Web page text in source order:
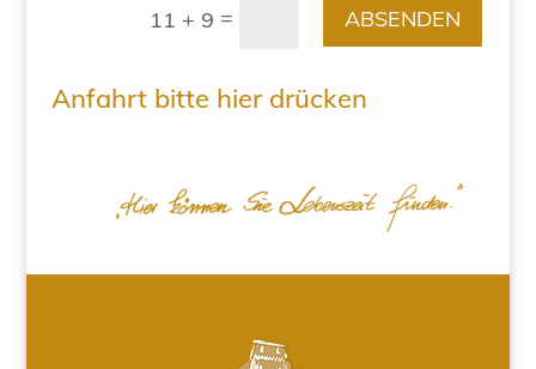
11 + 9 = ABSENDEN
Anfahrt bitte hier drücken